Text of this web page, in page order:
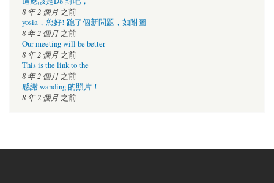
8 年 2 個月 之前
yosia，您好! 跑了個新問題，如附圖
8 年 2 個月 之前
Our meeting will be better
8 年 2 個月 之前
This is the link to the
8 年 2 個月 之前
感謝 wanding 的照片！
8 年 2 個月 之前